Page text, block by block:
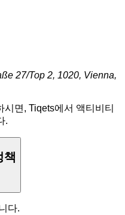
27/Top 2, 1020, Vienna,
시면, Tiqets에서 액티비티
.
책
다.